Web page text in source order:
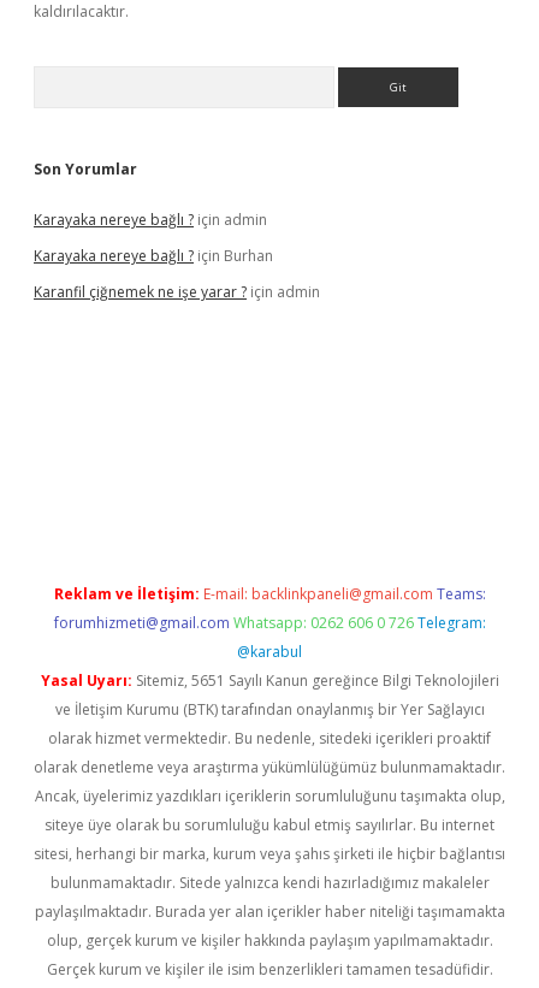
kaldırılacaktır.
Son Yorumlar
Karayaka nereye bağlı ? için admin
Karayaka nereye bağlı ? için Burhan
Karanfil çiğnemek ne işe yarar ? için admin
Reklam ve İletişim: E-mail: backlinkpaneli@gmail.com Teams:
forumhizmeti@gmail.com Whatsapp: 0262 606 0 726 Telegram:
@karabul
Yasal Uyarı: Sitemiz, 5651 Sayılı Kanun gereğince Bilgi Teknolojileri
ve İletişim Kurumu (BTK) tarafından onaylanmış bir Yer Sağlayıcı
olarak hizmet vermektedir. Bu nedenle, sitedeki içerikleri proaktif
olarak denetleme veya araştırma yükümlülüğümüz bulunmamaktadır.
Ancak, üyelerimiz yazdıkları içeriklerin sorumluluğunu taşımakta olup,
siteye üye olarak bu sorumluluğu kabul etmiş sayılırlar. Bu internet
sitesi, herhangi bir marka, kurum veya şahıs şirketi ile hiçbir bağlantısı
bulunmamaktadır. Sitede yalnızca kendi hazırladığımız makaleler
paylaşılmaktadır. Burada yer alan içerikler haber niteliği taşımamakta
olup, gerçek kurum ve kişiler hakkında paylaşım yapılmamaktadır.
Gerçek kurum ve kişiler ile isim benzerlikleri tamamen tesadüfidir.